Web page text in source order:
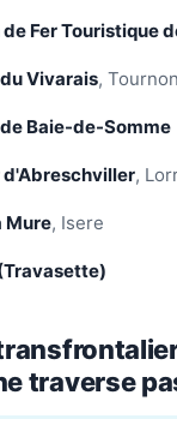
Fer Touristique
Vivarais,
Baie-de-Somme
d'Abreschviller,
Mure, Isere
traverse